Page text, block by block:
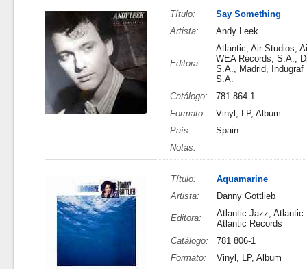
Título:
Say Something
Artista:
Andy Leek
Editora:
Atlantic, Air Studios,
WEA Records, S.A.,
S.A., Madrid, Indugraf
S.A.
Catálogo:
781 864-1
Formato:
Vinyl, LP, Album
País:
Spain
Notas:
Título:
Aquamarine
Artista:
Danny Gottlieb
Editora:
Atlantic Jazz, Atlantic
Atlantic Records
Catálogo:
781 806-1
Formato:
Vinyl, LP, Album